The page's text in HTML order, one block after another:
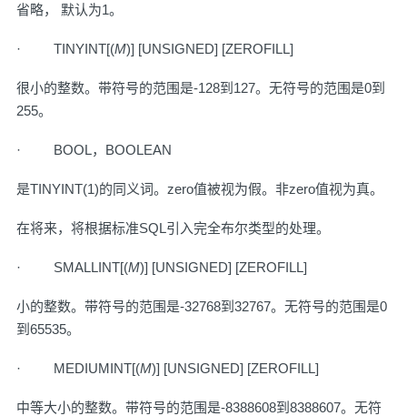
省略， 默认为1。
· TINYINT[(M)] [UNSIGNED] [ZEROFILL]
很小的整数。带符号的范围是-128到127。无符号的范围是0到
255。
· BOOL，BOOLEAN
是TINYINT(1)的同义词。zero值被视为假。非zero值视为真。
在将来，将根据标准SQL引入完全布尔类型的处理。
· SMALLINT[(M)] [UNSIGNED] [ZEROFILL]
小的整数。带符号的范围是-32768到32767。无符号的范围是0
到65535。
· MEDIUMINT[(M)] [UNSIGNED] [ZEROFILL]
中等大小的整数。带符号的范围是-8388608到8388607。无符